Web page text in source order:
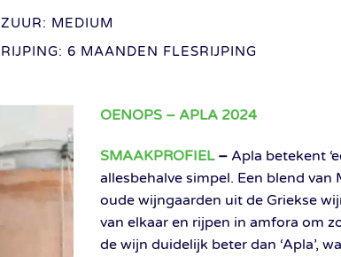
ZUUR: MEDIUM
RIJPING: 6 MAANDEN FLESRIJPING
OENOPS – APLA 2024
SMAAKPROFIEL– Apla betekent
allesbehalve simpel. Een blend
oude wijngaarden uit de Griekse
van elkaar en rijpen in amfora om
de wijn duidelijk beter dan ‘Apla’,